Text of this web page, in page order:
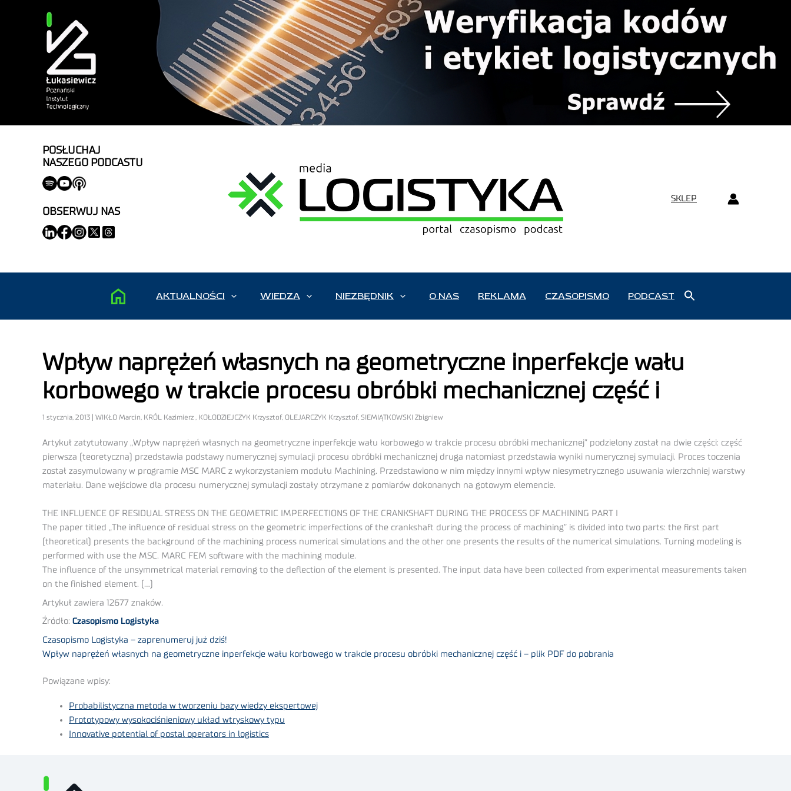
POSŁUCHAJ
NASZEGO PODCASTU
OBSERWUJ NAS
SKLEP
AKTUALNOŚCI WIEDZA NIEZBĘDNIK O NAS REKLAMA CZASOPISMO PODCAST
Wpływ naprężeń własnych na geometryczne inperfekcje wału
korbowego w trakcie procesu obróbki mechanicznej część i
1 stycznia, 2013 | WIKŁO Marcin, KRÓL Kazimierz , KOŁODZIEJCZYK Krzysztof, OLEJARCZYK Krzysztof, SIEMIĄTKOWSKI Zbigniew
Artykuł zatytułowany „Wpływ naprężeń własnych na geometryczne inperfekcje wału korbowego w trakcie procesu obróbki mechanicznej” podzielony został na dwie części: część
pierwsza (teoretyczna) przedstawia podstawy numerycznej symulacji procesu obróbki mechanicznej druga natomiast przedstawia wyniki numerycznej symulacji. Proces toczenia
został zasymulowany w programie MSC MARC z wykorzystaniem modułu Machining. Przedstawiono w nim między innymi wpływ niesymetrycznego usuwania wierzchniej warstwy
materiału. Dane wejściowe dla procesu numerycznej symulacji zostały otrzymane z pomiarów dokonanych na gotowym elemencie.
THE INFLUENCE OF RESIDUAL STRESS ON THE GEOMETRIC IMPERFECTIONS OF THE CRANKSHAFT DURING THE PROCESS OF MACHINING PART I
The paper titled „The influence of residual stress on the geometric imperfections of the crankshaft during the process of machining” is divided into two parts: the first part
(theoretical) presents the background of the machining process numerical simulations and the other one presents the results of the numerical simulations. Turning modeling is
performed with use the MSC. MARC FEM software with the machining module.
The influence of the unsymmetrical material removing to the deflection of the element is presented. The input data have been collected from experimental measurements taken
on the finished element. (…)
Artykuł zawiera 12677 znaków.
Źródło: Czasopismo Logistyka
Czasopismo Logistyka – zaprenumeruj już dziś!
Wpływ naprężeń własnych na geometryczne inperfekcje wału korbowego w trakcie procesu obróbki mechanicznej część i – plik PDF do pobrania
Powiązane wpisy:
Probabilistyczna metoda w tworzeniu bazy wiedzy ekspertowej
Prototypowy wysokociśnieniowy układ wtryskowy typu
Innovative potential of postal operators in logistics